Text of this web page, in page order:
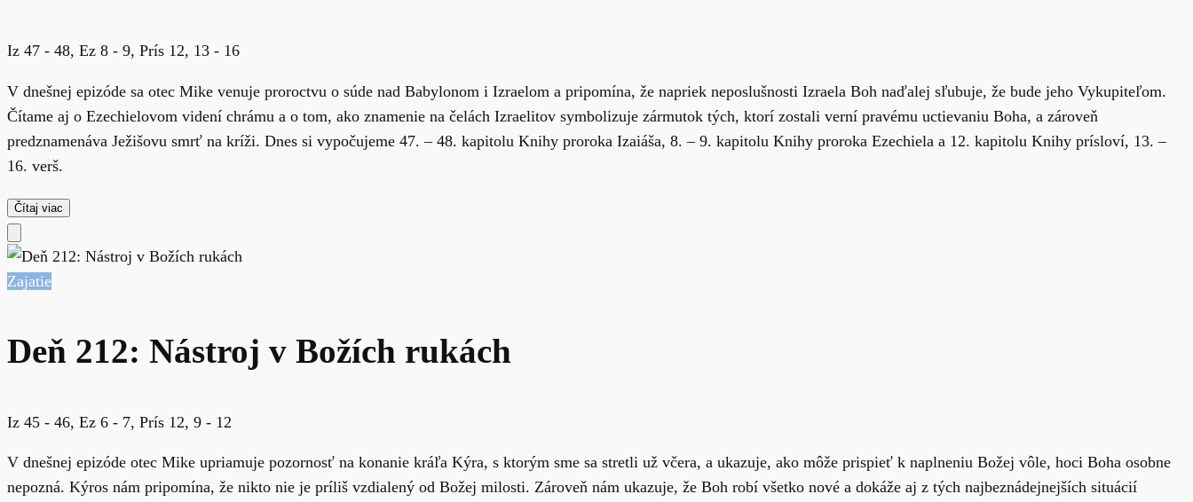
Iz 47 - 48, Ez 8 - 9, Prís 12, 13 - 16
V dnešnej epizóde sa otec Mike venuje proroctvu o súde nad Babylonom i Izraelom a pripomína, že napriek neposlušnosti Izraela Boh naďalej sľubuje, že bude jeho Vykupiteľom.
Čítame aj o Ezechielovom videní chrámu a o tom, ako znamenie na čelách Izraelitov symbolizuje zármutok tých, ktorí zostali verní pravému uctievaniu Boha, a zároveň
predznamenáva Ježišovu smrť na kríži. Dnes si vypočujeme 47. – 48. kapitolu Knihy proroka Izaiáša, 8. – 9. kapitolu Knihy proroka Ezechiela a 12. kapitolu Knihy prísloví, 13. –
16. verš.
Čítaj viac
Zajatie
Deň 212: Nástroj v Božích rukách
Iz 45 - 46, Ez 6 - 7, Prís 12, 9 - 12
V dnešnej epizóde otec Mike upriamuje pozornosť na konanie kráľa Kýra, s ktorým sme sa stretli už včera, a ukazuje, ako môže prispieť k naplneniu Božej vôle, hoci Boha osobne
nepozná. Kýros nám pripomína, že nikto nie je príliš vzdialený od Božej milosti. Zároveň nám ukazuje, že Boh robí všetko nové a dokáže aj z tých najbeznádejnejších situácií